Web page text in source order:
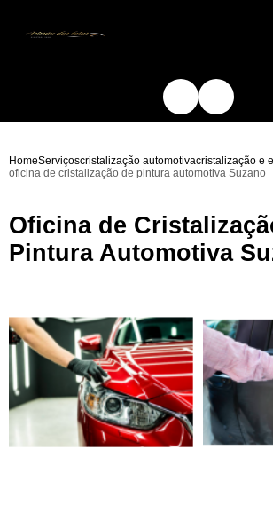
HomeServiçoscristalização automotivacristalização e
oficina de cristalização de pintura automotiva Suzano
Oficina de
Pintura Automotiva